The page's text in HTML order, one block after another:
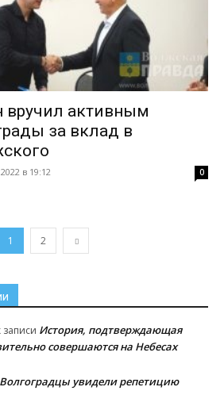
вручил активным
за вклад в
в 19:12 0
1 2
записи История, подтверждающая
совершаются на Небесах
Волгоградцы увидели репетицию